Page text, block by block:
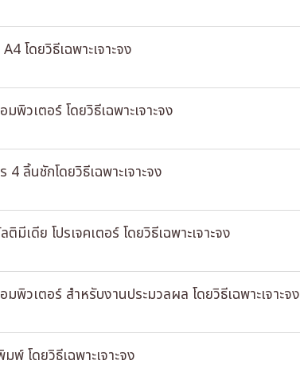
โดยวิธีเฉพาะเจาะจง
พิวเตอร์ โดยวิธีเฉพาะเจาะจง
ลิ้นชักโดยวิธีเฉพาะเจาะจง
มีเดีย โปรเจคเตอร์ โดยวิธีเฉพาะเจาะจง
พิวเตอร์ สำหรับงานประมวลผล โดยวิธีเฉพาะเจาะจง
พ์ โดยวิธีเฉพาะเจาะจง